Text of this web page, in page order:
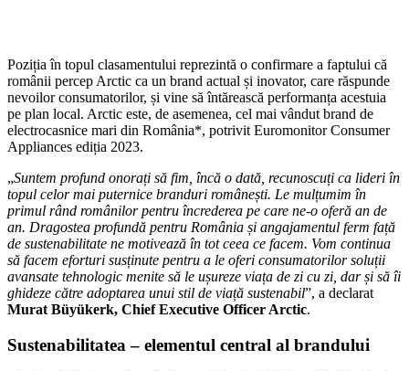
Poziția în topul clasamentului reprezintă o confirmare a faptului că
românii percep Arctic ca un brand actual și inovator, care răspunde
nevoilor consumatorilor, și vine să întărească performanța acestuia
pe plan local. Arctic este, de asemenea, cel mai vândut brand de
electrocasnice mari din România*, potrivit Euromonitor Consumer
Appliances ediția 2023.
„Suntem profund onorați să fim, încă o dată, recunoscuți ca lideri în
topul celor mai puternice branduri românești. Le mulțumim în
primul rând românilor pentru încrederea pe care ne-o oferă an de
an. Dragostea profundă pentru România și angajamentul ferm față
de sustenabilitate ne motivează în tot ceea ce facem. Vom continua
să facem eforturi susținute pentru a le oferi consumatorilor soluții
avansate tehnologic menite să le ușureze viața de zi cu zi, dar și să îi
ghideze către adoptarea unui stil de viață sustenabil”, a declarat
Murat Büyükerk, Chief Executive Officer Arctic.
Sustenabilitatea – elementul central al brandului